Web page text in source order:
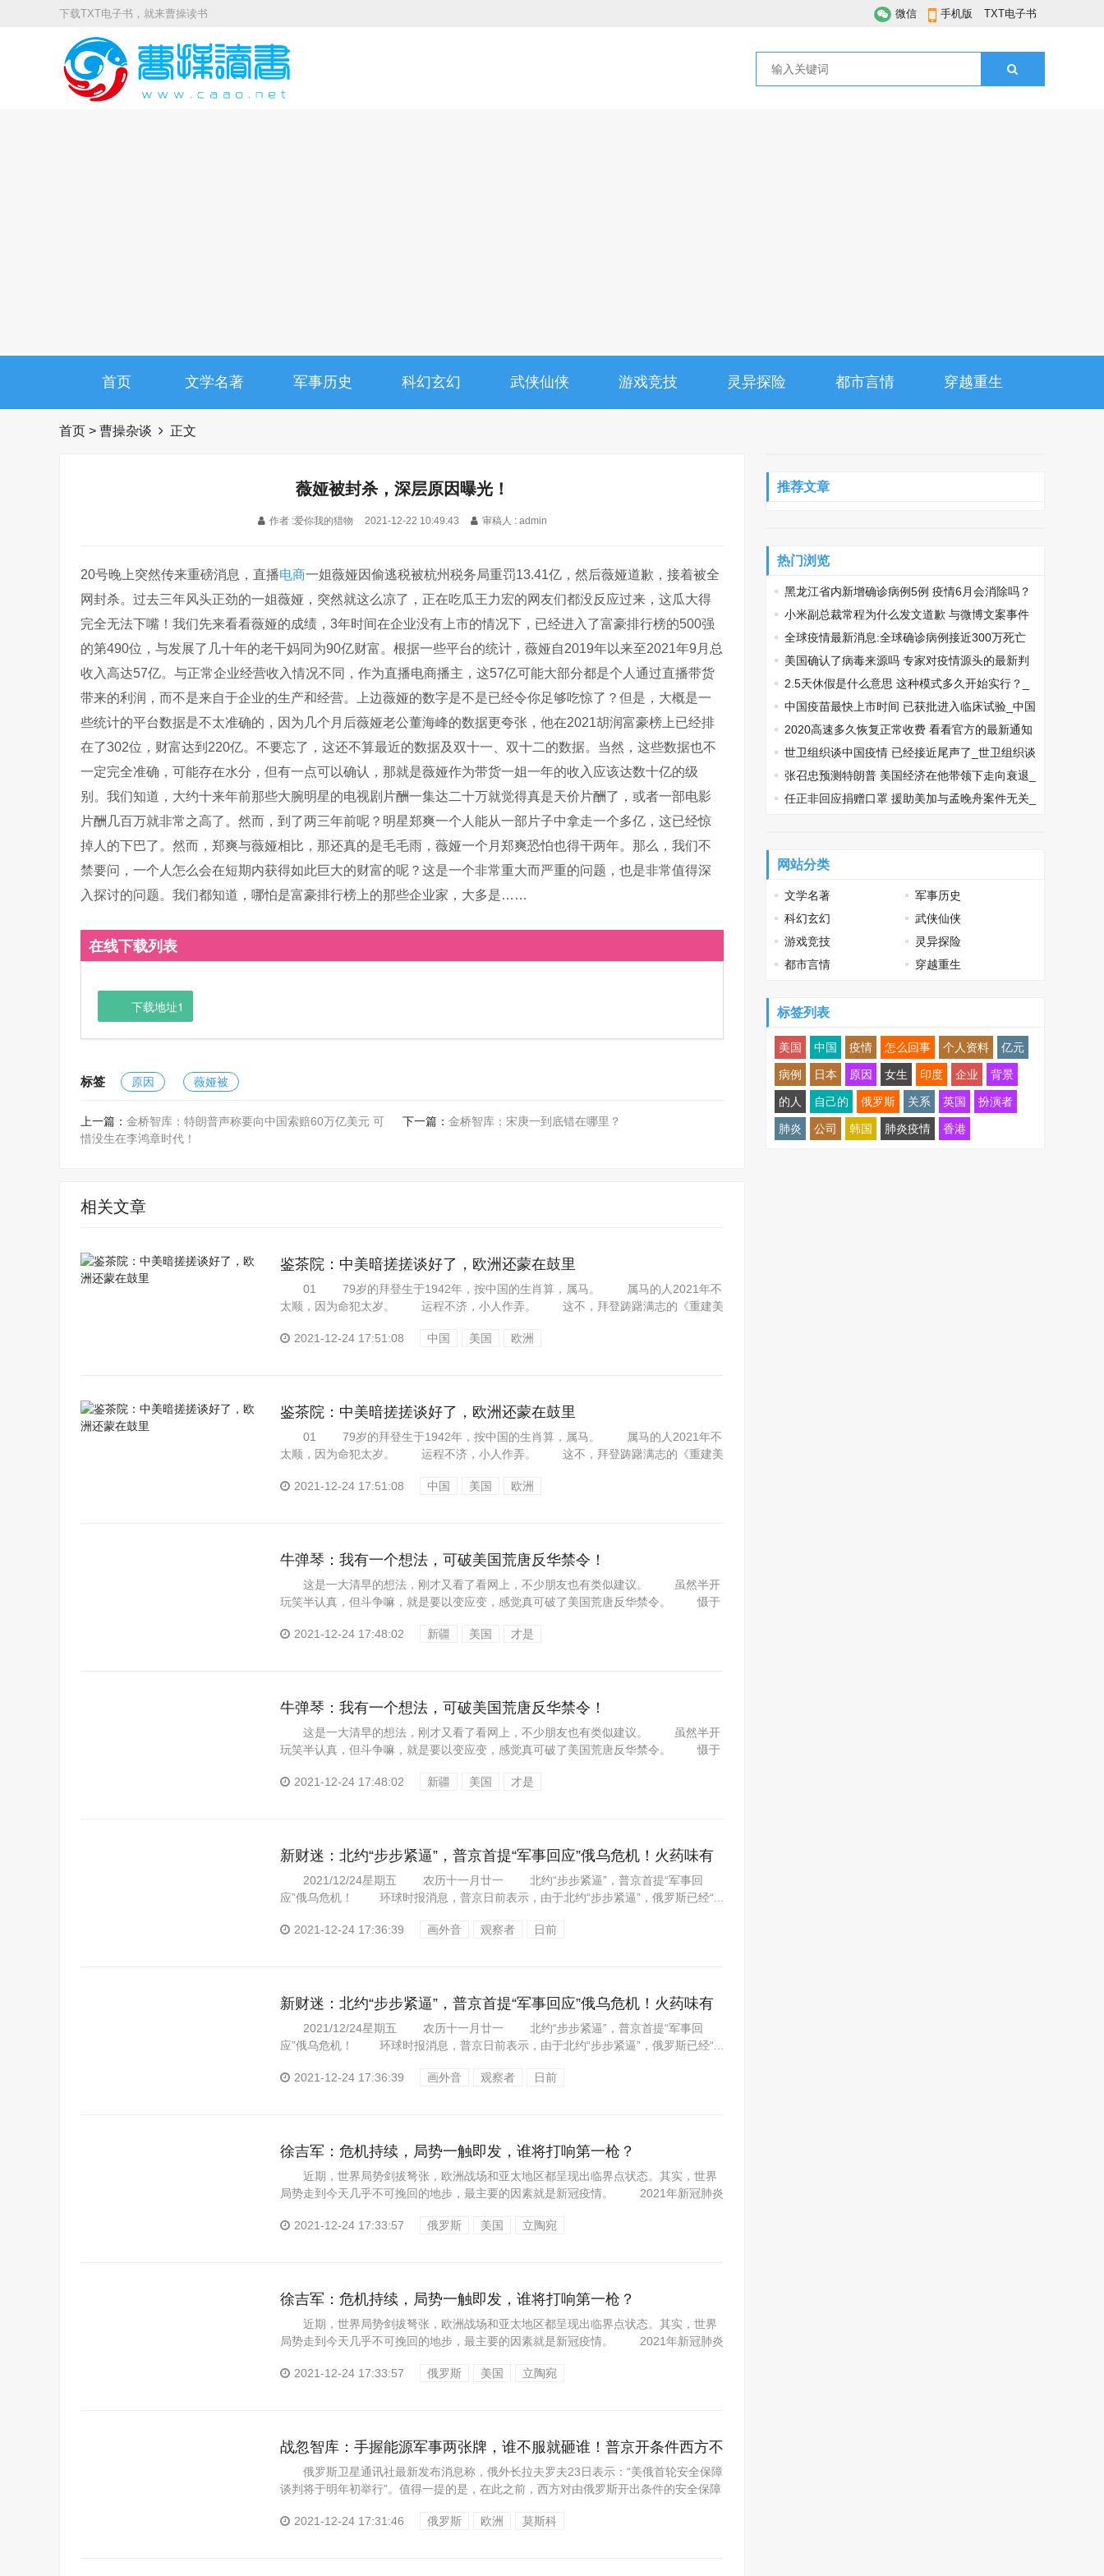
下载TXT电子书，就来曹操读书 微信 手机版 TXT电子书
首页 文学名著 军事历史 科幻玄幻 武侠仙侠 游戏竞技 灵异探险 都市言情 穿越重生
首页 > 曹操杂谈 正文
薇娅被封杀，深层原因曝光！
作者 :爱你我的猎物 2021-12-22 10:49:43 审稿人 : admin
20号晚上突然传来重磅消息，直播电商一姐薇娅因偷逃税被杭州税务局重罚13.41亿，然后薇娅道歉，接着被全
网封杀。过去三年风头正劲的一姐薇娅，突然就这么凉了，正在吃瓜王力宏的网友们都没反应过来，这瓜大得
完全无法下嘴！我们先来看看薇娅的成绩，3年时间在企业没有上市的情况下，已经进入了富豪排行榜的500强
的第490位，与发展了几十年的老干妈同为90亿财富。根据一些平台的统计，薇娅自2019年以来至2021年9月总
收入高达57亿。与正常企业经营收入情况不同，作为直播电商播主，这57亿可能大部分都是个人通过直播带货
带来的利润，而不是来自于企业的生产和经营。上边薇娅的数字是不是已经令你足够吃惊了？但是，大概是一
些统计的平台数据是不太准确的，因为几个月后薇娅老公董海峰的数据更夸张，他在2021胡润富豪榜上已经排
在了302位，财富达到220亿。不要忘了，这还不算最近的数据及双十一、双十二的数据。当然，这些数据也不
一定完全准确，可能存在水分，但有一点可以确认，那就是薇娅作为带货一姐一年的收入应该达数十亿的级
别。我们知道，大约十来年前那些大腕明星的电视剧片酬一集达二十万就觉得真是天价片酬了，或者一部电影
片酬几百万就非常之高了。然而，到了两三年前呢？明星郑爽一个人能从一部片子中拿走一个多亿，这已经惊
掉人的下巴了。然而，郑爽与薇娅相比，那还真的是毛毛雨，薇娅一个月郑爽恐怕也得干两年。那么，我们不
禁要问，一个人怎么会在短期内获得如此巨大的财富的呢？这是一个非常重大而严重的问题，也是非常值得深
入探讨的问题。我们都知道，哪怕是富豪排行榜上的那些企业家，大多是……
在线下载列表
下载地址1
标签 原因 薇娅被
上一篇： 金桥智库：特朗普声称要向中国索赔60万亿美元 可
惜没生在李鸿章时代！
下一篇： 金桥智库：宋庚一到底错在哪里？
相关文章
鉴茶院：中美暗搓搓谈好了，欧洲还蒙在鼓里
01 79岁的拜登生于1942年，按中国的生肖算，属马。 属马的人2021年不
太顺，因为命犯太岁。 运程不济，小人作弄。 这不，拜登踌躇满志的《重建美
2021-12-24 17:51:08
中国 美国 欧洲
鉴茶院：中美暗搓搓谈好了，欧洲还蒙在鼓里
01 79岁的拜登生于1942年，按中国的生肖算，属马。 属马的人2021年不
太顺，因为命犯太岁。 运程不济，小人作弄。 这不，拜登踌躇满志的《重建美
2021-12-24 17:51:08
中国 美国 欧洲
牛弹琴：我有一个想法，可破美国荒唐反华禁令！
这是一大清早的想法，刚才又看了看网上，不少朋友也有类似建议。 虽然半开
玩笑半认真，但斗争嘛，就是要以变应变，感觉真可破了美国荒唐反华禁令。 慑于
2021-12-24 17:48:02
新疆 美国 才是
牛弹琴：我有一个想法，可破美国荒唐反华禁令！
这是一大清早的想法，刚才又看了看网上，不少朋友也有类似建议。 虽然半开
玩笑半认真，但斗争嘛，就是要以变应变，感觉真可破了美国荒唐反华禁令。 慑于
2021-12-24 17:48:02
新疆 美国 才是
新财迷：北约“步步紧逼”，普京首提“军事回应”俄乌危机！火药味有
点浓了...
2021/12/24星期五 农历十一月廿一 北约“步步紧逼”，普京首提“军事回
应”俄乌危机！ 环球时报消息，普京日前表示，由于北约“步步紧逼”，俄罗斯已经“...
2021-12-24 17:36:39 画外音 观察者 日前
新财迷：北约“步步紧逼”，普京首提“军事回应”俄乌危机！火药味有
点浓了...
2021/12/24星期五 农历十一月廿一 北约“步步紧逼”，普京首提“军事回
应”俄乌危机！ 环球时报消息，普京日前表示，由于北约“步步紧逼”，俄罗斯已经“...
2021-12-24 17:36:39 画外音 观察者 日前
徐吉军：危机持续，局势一触即发，谁将打响第一枪？
近期，世界局势剑拔弩张，欧洲战场和亚太地区都呈现出临界点状态。其实，世界
局势走到今天几乎不可挽回的地步，最主要的因素就是新冠疫情。 2021年新冠肺炎
2021-12-24 17:33:57
俄罗斯 美国 立陶宛
徐吉军：危机持续，局势一触即发，谁将打响第一枪？
近期，世界局势剑拔弩张，欧洲战场和亚太地区都呈现出临界点状态。其实，世界
局势走到今天几乎不可挽回的地步，最主要的因素就是新冠疫情。 2021年新冠肺炎
2021-12-24 17:33:57
俄罗斯 美国 立陶宛
战忽智库：手握能源军事两张牌，谁不服就砸谁！普京开条件西方不
接受都不行
俄罗斯卫星通讯社最新发布消息称，俄外长拉夫罗夫23日表示：“美俄首轮安全保障
谈判将于明年初举行”。值得一提的是，在此之前，西方对由俄罗斯开出条件的安全保障
2021-12-24 17:31:46
俄罗斯 欧洲 莫斯科
推荐文章
热门浏览
黑龙江省内新增确诊病例5例 疫情6月会消除吗？
_黑龙江省内新增5例
小米副总裁常程为什么发文道歉 与微博文案事件
有关_常程道歉
全球疫情最新消息:全球确诊病例接近300万死亡
超过20万人 美国抗击疫情效果不如加拿大！_全球
疫情最新消息
美国确认了病毒来源吗 专家对疫情源头的最新判
断_美国确认了病毒来源吗
2.5天休假是什么意思 这种模式多久开始实行？_
2.5天休假是什么意思
中国疫苗最快上市时间 已获批进入临床试验_中国
疫苗最快上市时间
2020高速多久恢复正常收费 看看官方的最新通知
_2020高速多久恢复正常收费
世卫组织谈中国疫情 已经接近尾声了_世卫组织谈
中国疫情
张召忠预测特朗普 美国经济在他带领下走向衰退_
张召忠预测特朗普
任正非回应捐赠口罩 援助美加与孟晚舟案件无关_
网站分类
文学名著
军事历史
科幻玄幻
武侠仙侠
游戏竞技
灵异探险
都市言情
穿越重生
标签列表
美国 中国 疫情 怎么回事 个人资料 亿元
病例 日本 原因 女生 印度 企业 背景
的人 自己的 俄罗斯 关系 英国 扮演者
肺炎 公司 韩国 肺炎疫情 香港